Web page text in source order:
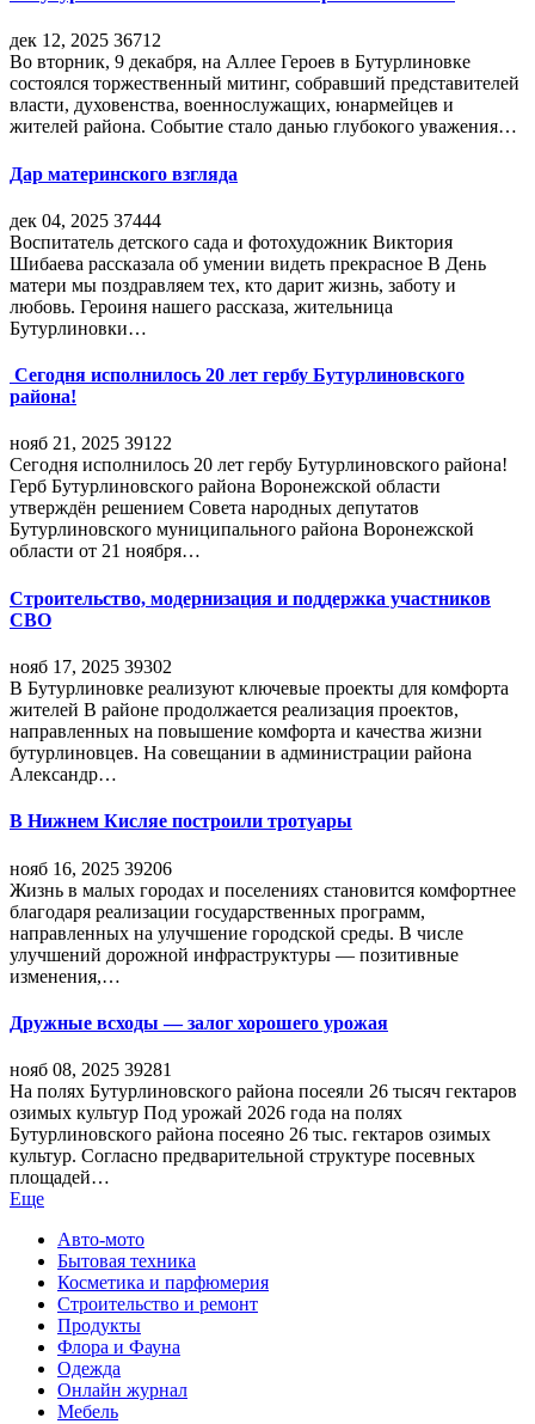
дек 12, 2025 36712
Во вторник, 9 декабря, на Аллее Героев в Бутурлиновке
состоялся торжественный митинг, собравший представителей
власти, духовенства, военнослужащих, юнармейцев и
жителей района. Событие стало данью глубокого уважения…
Дар материнского взгляда
дек 04, 2025 37444
Воспитатель детского сада и фотохудожник Виктория
Шибаева рассказала об умении видеть прекрасное В День
матери мы поздравляем тех, кто дарит жизнь, заботу и
любовь. Героиня нашего рассказа, жительница
Бутурлиновки…
Сегодня исполнилось 20 лет гербу Бутурлиновского
района!
нояб 21, 2025 39122
Сегодня исполнилось 20 лет гербу Бутурлиновского района!
Герб Бутурлиновского района Воронежской области
утверждён решением Совета народных депутатов
Бутурлиновского муниципального района Воронежской
области от 21 ноября…
Строительство, модернизация и поддержка участников
СВО
нояб 17, 2025 39302
В Бутурлиновке реализуют ключевые проекты для комфорта
жителей В районе продолжается реализация проектов,
направленных на повышение комфорта и качества жизни
бутурлиновцев. На совещании в администрации района
Александр…
В Нижнем Кисляе построили тротуары
нояб 16, 2025 39206
Жизнь в малых городах и поселениях становится комфортнее
благодаря реализации государственных программ,
направленных на улучшение городской среды. В числе
улучшений дорожной инфраструктуры — позитивные
изменения,…
Дружные всходы — залог хорошего урожая
нояб 08, 2025 39281
На полях Бутурлиновского района посеяли 26 тысяч гектаров
озимых культур Под урожай 2026 года на полях
Бутурлиновского района посеяно 26 тыс. гектаров озимых
культур. Согласно предварительной структуре посевных
площадей…
Еще
Авто-мото
Бытовая техника
Косметика и парфюмерия
Строительство и ремонт
Продукты
Флора и Фауна
Одежда
Онлайн журнал
Мебель